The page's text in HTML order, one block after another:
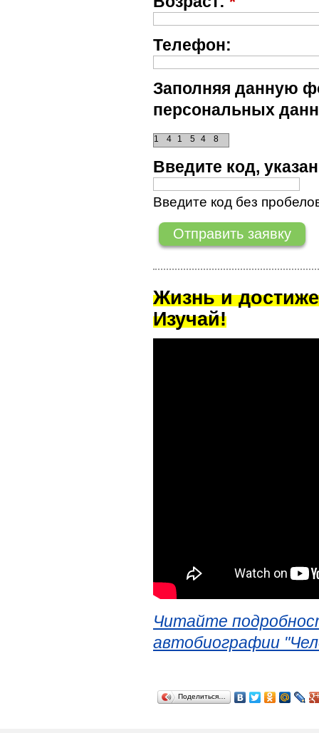
Телефон:
Заполняя данную
персональных
4 1
1 5 8
4
Введите код,
Введите код без
Жизнь и
Изучай!
Читайте
автобиографии
Поделиться…